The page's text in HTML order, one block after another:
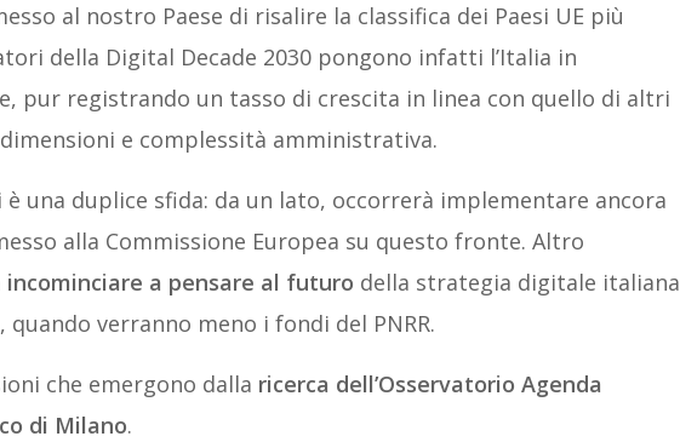
al nostro Paese di risalire la classifica dei Paesi UE più
della Digital Decade 2030 pongono infatti l’Italia in
pur registrando un tasso di crescita in linea con quello di altri
e complessità amministrativa.
una duplice sfida: da un lato, occorrerà implementare ancora
alla Commissione Europea su questo fronte. Altro
incominciare a pensare al futuro della strategia digitale italiana
quando verranno meno i fondi del PNRR.
che emergono dalla ricerca dell’Osservatorio Agenda
di Milano.